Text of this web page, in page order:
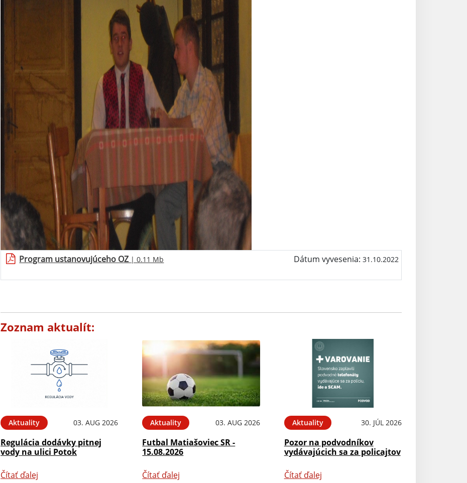
Program ustanovujúceho OZ | 0.11 Mb Dátum vyvesenia: 31.10.2022
Zoznam aktualít:
Aktuality 03. AUG 2026
Regulácia dodávky pitnej
vody na ulici Potok
Čítať ďalej
Aktuality 03. AUG 2026
Futbal Matiašoviec SR -
15.08.2026
Čítať ďalej
Aktuality 30. JÚL 2026
Pozor na podvodníkov
vydávajúcich sa za policajtov
Čítať ďalej